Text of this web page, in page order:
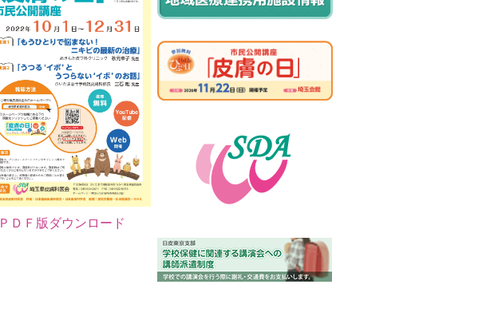
ＰＤＦ版ダウンロード